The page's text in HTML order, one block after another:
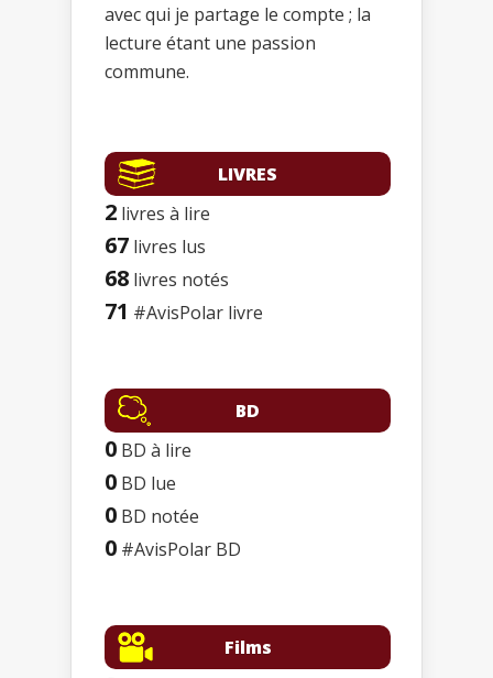
avec qui je partage le compte ; la
lecture étant une passion
commune.
LIVRES
2 livres à lire
67 livres lus
68 livres notés
71 #AvisPolar livre
BD
0 BD à lire
0 BD lue
0 BD notée
0 #AvisPolar BD
Films